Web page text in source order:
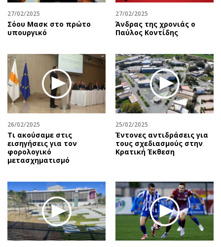
27/02/2025
Σόου Μασκ στο πρώτο
υπουργικό
27/02/2025
Άνδρας της χρονιάς ο
Παύλος Κοντίδης
26/02/2025
Τι ακούσαμε στις
εισηγήσεις για τον
φορολογικό
μετασχηματισμό
25/02/2025
Έντονες αντιδράσεις για
τους σχεδιασμούς στην
Κρατική Έκθεση